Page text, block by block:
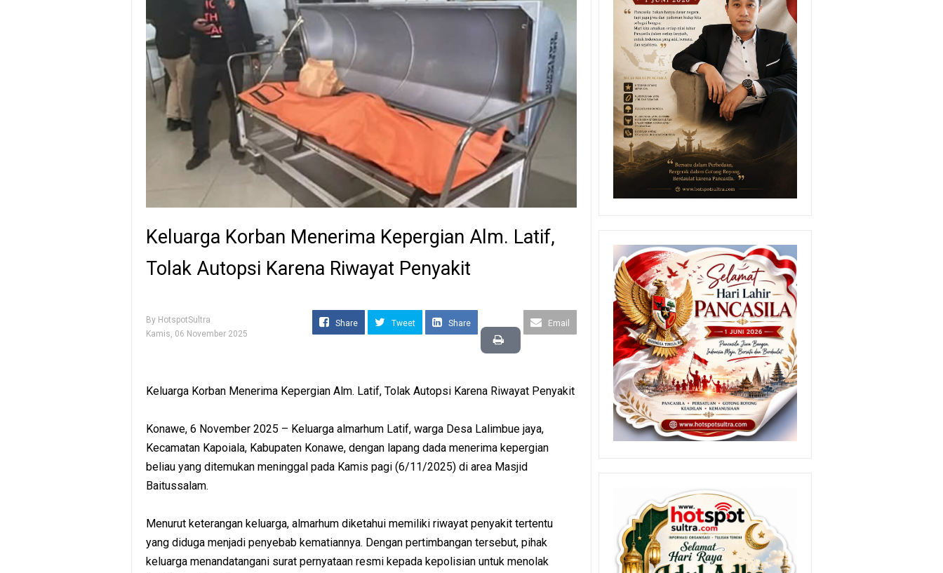
Keluarga Korban Menerima Kepergian Alm. Latif,
Tolak Autopsi Karena Riwayat Penyakit
By HotspotSultra
Kamis, 06 November 2025
Share Tweet Share Email
Keluarga Korban Menerima Kepergian Alm. Latif, Tolak Autopsi Karena Riwayat Penyakit
Konawe, 6 November 2025 – Keluarga almarhum Latif, warga Desa Lalimbue jaya,
Kecamatan Kapoiala, Kabupaten Konawe, dengan lapang dada menerima kepergian
beliau yang ditemukan meninggal pada Kamis pagi (6/11/2025) di area Masjid
Baitussalam.
Menurut keterangan keluarga, almarhum diketahui memiliki riwayat penyakit tertentu
yang diduga menjadi penyebab kematiannya. Dengan pertimbangan tersebut, pihak
keluarga menandatangani surat pernyataan resmi kepada kepolisian untuk menolak